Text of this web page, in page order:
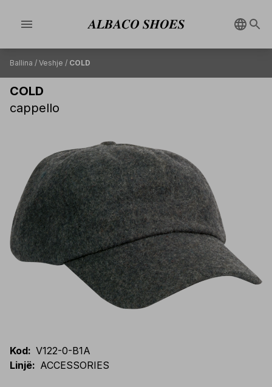
menu
Ballina / Veshje / COLD
COLD
cappello
Kod: V122-0-B1A
Linjë: ACCESSORIES